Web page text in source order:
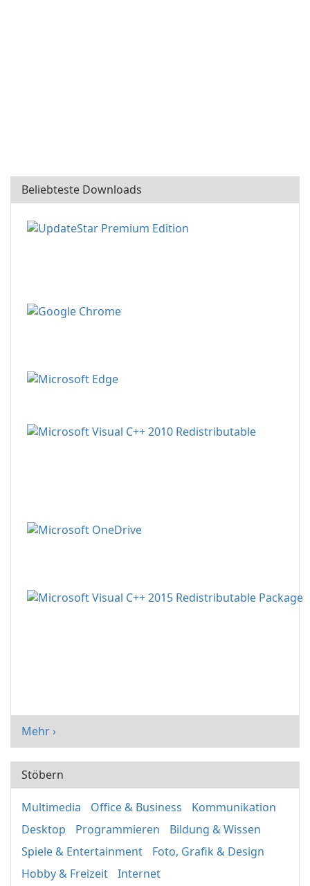
Beliebteste Downloads
Mehr ›
Stöbern
Multimedia Office & Business
Kommunikation
Desktop
Programmieren
Bildung & Wissen
Spiele & Entertainment
Foto, Grafik & Design
Hobby & Freizeit
Internet